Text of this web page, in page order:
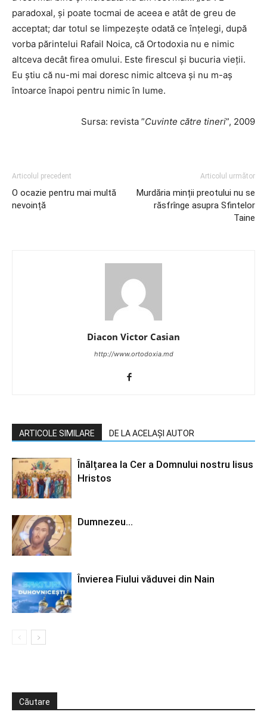
paradoxal, și poate tocmai de aceea e atât de greu de
acceptat; dar totul se limpezește odată ce înțelegi, după
vorba părintelui Rafail Noica, că Ortodoxia nu e nimic
altceva decât firea omului. Este firescul și bucuria vieții.
Eu știu că nu-mi mai doresc nimic altceva și nu m-aș
întoarce înapoi pentru nimic în lume.
Sursa: revista ”Cuvinte către tineri”, 2009
Articolul precedent
O ocazie pentru mai multă
nevoință
Articolul următor
Murdăria minții preotului nu se
răsfrînge asupra Sfintelor
Taine
Diacon Victor Casian
http://www.ortodoxia.md
ARTICOLE SIMILARE DE LA ACELAȘI AUTOR
Înălțarea la Cer a Domnului nostru Iisus
Hristos
Dumnezeu…
Învierea Fiului văduvei din Nain
Căutare